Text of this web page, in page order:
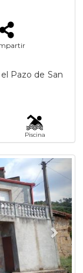
Pazo de San
Piscina
Next